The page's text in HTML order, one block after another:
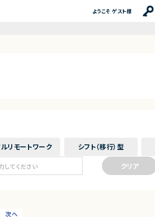
ようこそ ゲスト様
リモートワーク シフト（移行） 型
クリア